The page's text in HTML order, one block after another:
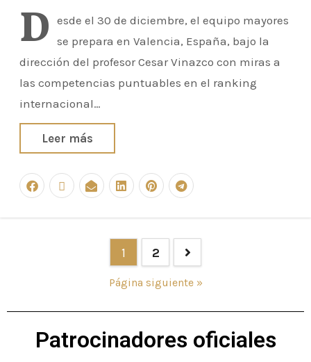
D esde el 30 de diciembre, el equipo mayores
se prepara en Valencia, España, bajo la
dirección del profesor Cesar Vinazco con miras a
las competencias puntuables en el ranking
internacional…
Leer más
1 2
Página siguiente »
Patrocinadores oficiales